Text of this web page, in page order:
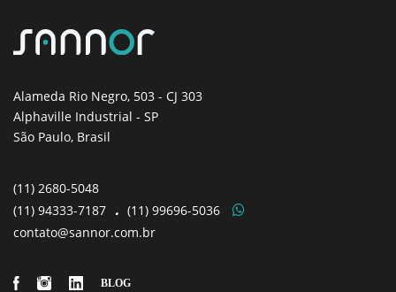
Alameda Rio Negro, 503 - CJ 303
Alphaville Industrial - SP
São Paulo, Brasil
(11) 2680-5048
(11) 94333-7187 . (11) 99696-5036
contato@sannor.com.br